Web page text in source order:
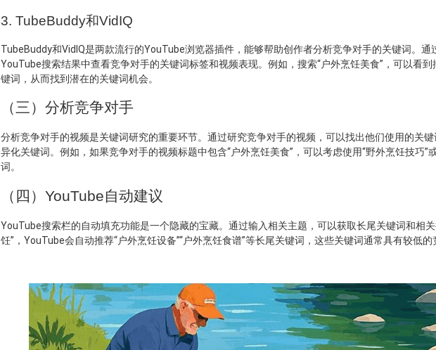
3. TubeBuddy和VidIQ
TubeBuddy和VidIQ是两款流行的YouTube浏览器插件，能够帮助创作者分析竞争对手的关键词。通
YouTube搜索结果中查看竞争对手的关键词标签和视频表现。例如，搜索“户外烹饪美食”，可以看
键词，从而找到潜在的关键词机会。
（三）分析竞争对手
分析竞争对手的视频是关键词研究的重要环节。通过研究竞争对手的视频，可以找出他们使用的关
异化关键词。例如，如果竞争对手的视频标题中包含“户外烹饪美食”，可以考虑使用“野外烹饪技巧”
词。
（四）YouTube自动建议
YouTube搜索栏的自动填充功能是一个隐藏的宝藏。通过输入相关主题，可以获取长尾关键词和相
饪”，YouTube会自动推荐“户外烹饪设备”“户外烹饪食谱”等长尾关键词，这些关键词通常具有较低的